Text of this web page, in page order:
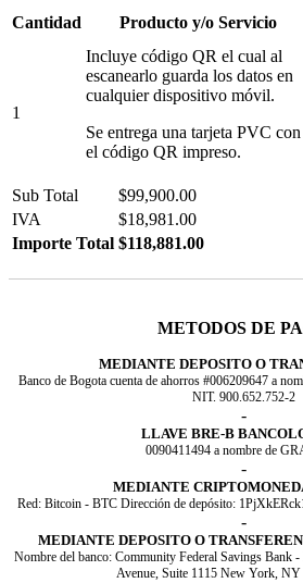
Cantidad
Producto y/o Servicio
1
Incluye código QR el cual al
escanearlo guarda los datos en
cualquier dispositivo móvil.
Se entrega una tarjeta PVC con
el código QR impreso.
Sub Total
$99,900.00
IVA
$18,981.00
Importe Total $118,881.00
METODOS DE
MEDIANTE DEPOSITO O
Banco de Bogota cuenta de ahorros #006209647 a
NIT. 900.652.752-2
-
LLAVE BRE-B
0090411494 a nombre de
-
MEDIANTE
Red: Bitcoin - BTC Dirección de depósito:
-
MEDIANTE DEPOSITO O
Nombre del banco: Community Federal Savings Bank
Avenue, Suite 1115 New York,